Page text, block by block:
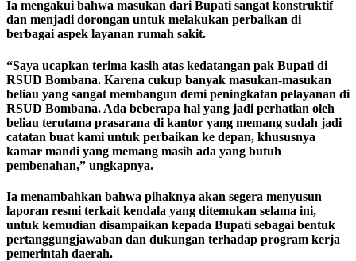
Ia mengakui bahwa masukan dari Bupati sangat konstruktif
dan menjadi dorongan untuk melakukan perbaikan di
berbagai aspek layanan rumah sakit.
“Saya ucapkan terima kasih atas kedatangan pak Bupati di
RSUD Bombana. Karena cukup banyak masukan-masukan
beliau yang sangat membangun demi peningkatan pelayanan di
RSUD Bombana. Ada beberapa hal yang jadi perhatian oleh
beliau terutama prasarana di kantor yang memang sudah jadi
catatan buat kami untuk perbaikan ke depan, khususnya
kamar mandi yang memang masih ada yang butuh
pembenahan,” ungkapnya.
Ia menambahkan bahwa pihaknya akan segera menyusun
laporan resmi terkait kendala yang ditemukan selama ini,
untuk kemudian disampaikan kepada Bupati sebagai bentuk
pertanggungjawaban dan dukungan terhadap program kerja
pemerintah daerah.